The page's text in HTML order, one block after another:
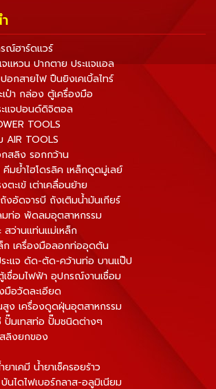
ณ์ฮาร์ดแวร์
จแหวน ปากตาย ประแจแอล
อกสายไฟ ปืนยิงเคเบิ้ลไทร์
ป๋า กล่อง ตู้เครื่องมือ
ะแจปอนด์ดิจิตอล
TOOLS
AIR TOOLS
กสลิง รอกกว้าน
คีมย้ำไฮโดรลิค เหล็กดูดมู่เลย์
ตะเข้ เต่าเคลื่อนย้าย
งอัดจารบี ถังเติมน้ำมันเกียร์
ท่อ พัดลมอุตสาหกรรม
สว่านแท่นแม่เหล็ก
ก เครื่องมือลอกท่ออุดตัน
ระแจ ดัด-ตัด-คว้านท่อ บานแป๊ป
เชื่อมไฟฟ้า อุปกรณ์งานเชื่อม
มือวัดละเอียด
สูง เครื่องดูดฝุ่นอุตสาหกรรม
ปั๊มเทสท่อ ปั๊มชนิดต่างๆ
ลิงยกของ
าเคมี น้ำยาเช็ครอยร้าว
นไดไฟเบอร์กลาส-อลูมิเนียม